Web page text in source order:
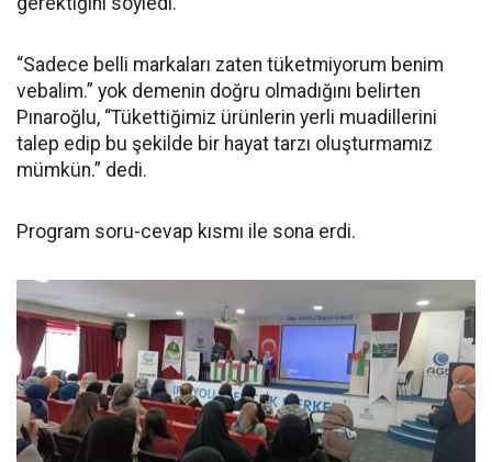
“Sadece belli markaları zaten tüketmiyorum benim
vebalim.” yok demenin doğru olmadığını belirten
Pınaroğlu, “Tükettiğimiz ürünlerin yerli muadillerini
talep edip bu şekilde bir hayat tarzı oluşturmamız
mümkün.” dedi.
Program soru-cevap kısmı ile sona erdi.